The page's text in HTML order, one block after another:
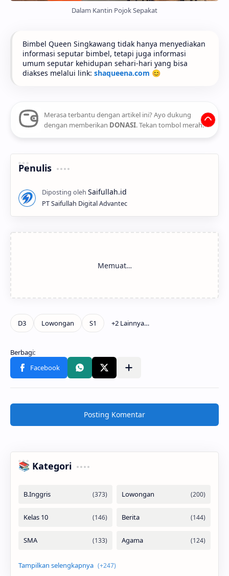
Dalam Kantin Pojok Sepakat
Bimbel Queen Singkawang tidak hanya menyediakan
informasi seputar bimbel, tetapi juga informasi
umum seputar kehidupan sehari-hari yang bisa
diakses melalui link: shaqueena.com 😊
Merasa terbantu dengan artikel ini? Ayo dukung
dengan memberikan DONASI. Tekan tombol merah.
Penulis
PT Saifullah Digital Advantec
Posting Komentar
📚 Kategori